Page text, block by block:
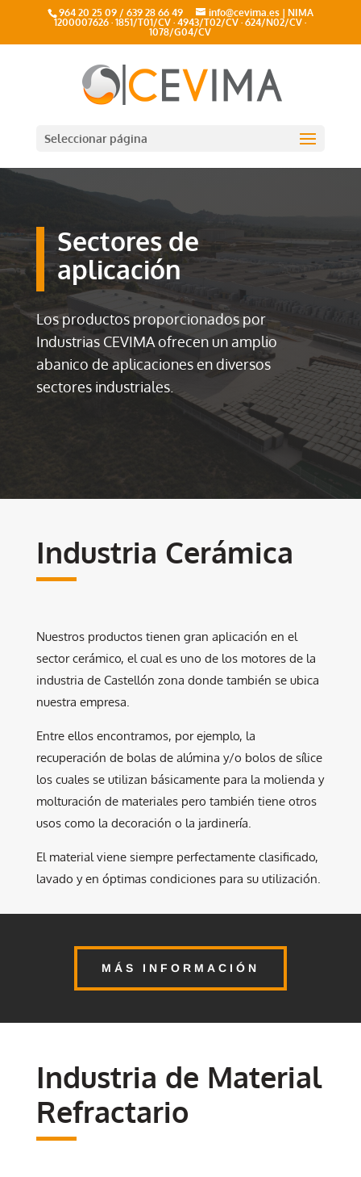
964 20 25 09 / 639 28 66 49 info@cevima.es| NIMA
1200007626 · 1851/T01/CV · 4943/T02/CV · 624/N02/CV ·
1078/G04/CV
Seleccionar página
Sectores de
aplicación
Los productos proporcionados por
Industrias CEVIMA ofrecen un amplio
abanico de aplicaciones en diversos
sectores industriales.
Industria Cerámica
Nuestros productos tienen gran aplicación en el
sector cerámico, el cual es uno de los motores de la
industria de Castellón zona donde también se ubica
nuestra empresa.
Entre ellos encontramos, por ejemplo, la
recuperación de bolas de alúmina y/o bolos de sílice
los cuales se utilizan básicamente para la molienda y
molturación de materiales pero también tiene otros
usos como la decoración o la jardinería.
El material viene siempre perfectamente clasificado,
lavado y en óptimas condiciones para su utilización.
MÁS INFORMACIÓN
Industria de Material
Refractario